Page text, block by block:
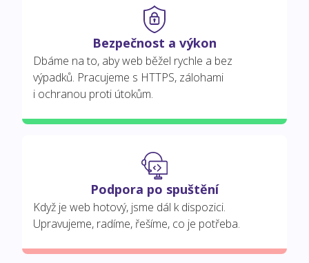
Bezpečnost a výkon
Dbáme na to, aby web běžel rychle a bez
výpadků. Pracujeme s HTTPS, zálohami
i ochranou proti útokům.
Podpora po spuštění
Když je web hotový, jsme dál k dispozici.
Upravujeme, radíme, řešíme, co je potřeba.